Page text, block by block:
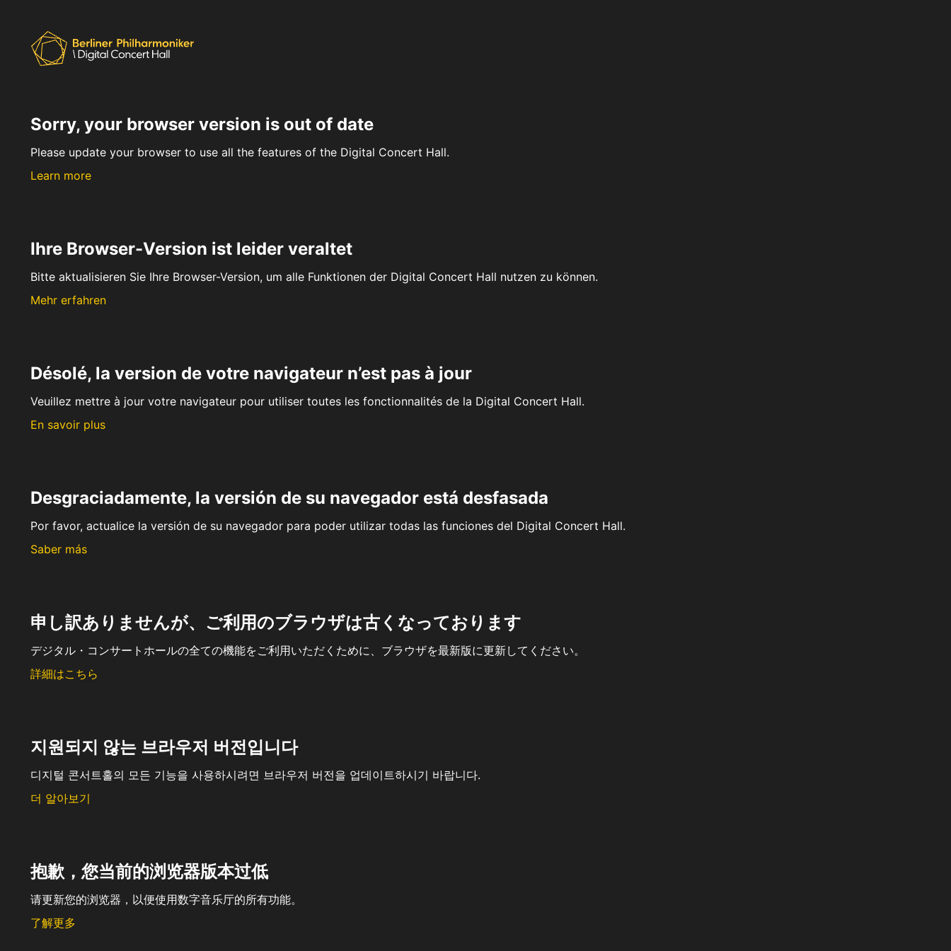
Sorry, your browser version is out of date
Please update your browser to use all the features of the Digital Concert Hall.
Learn more
Ihre Browser-Version ist leider veraltet
Bitte aktualisieren Sie Ihre Browser-Version, um alle Funktionen der Digital Concert Hall nutzen zu können.
Mehr erfahren
Désolé, la version de votre navigateur n’est pas à jour
Veuillez mettre à jour votre navigateur pour utiliser toutes les fonctionnalités de la Digital Concert Hall.
En savoir plus
Desgraciadamente, la versión de su navegador está desfasada
Por favor, actualice la versión de su navegador para poder utilizar todas las funciones del Digital Concert Hall.
Saber más
申し訳ありませんが、ご利用のブラウザは古くなっております
デジタル・コンサートホールの全ての機能をご利用いただくために、ブラウザを最新版に更新してください。
詳細はこちら
지원되지 않는 브라우저 버전입니다
디지털 콘서트홀의 모든 기능을 사용하시려면 브라우저 버전을 업데이트하시기 바랍니다.
더 알아보기
抱歉，您当前的浏览器版本过低
请更新您的浏览器，以便使用数字音乐厅的所有功能。
了解更多